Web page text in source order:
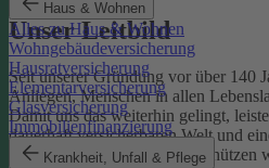
Haus & Wohnen
Alles zu Haus & Wohnen
Wohngebäudeversicherung
Hausratversicherung
Elementarversicherung
Glasversicherung
Immobilienfinanzierung
Krankheit, Unfall & Pflege
Unser Leitbild
Seit unserer Gründung vor über 140
Anliegen, Menschen in allen
Damit uns das weiterhin gelingt,
dauerhaft versicherbaren Welt und
schützen wir das Klima, so